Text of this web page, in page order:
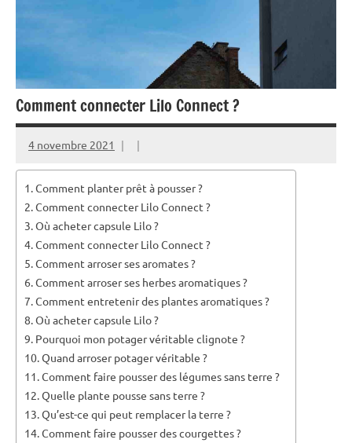
Comment connecter Lilo Connect ?
4 novembre 2021
Comment planter prêt à pousser ?
Comment connecter Lilo Connect ?
Où acheter capsule Lilo ?
Comment connecter Lilo Connect ?
Comment arroser ses aromates ?
Comment arroser ses herbes aromatiques ?
Comment entretenir des plantes aromatiques ?
Où acheter capsule Lilo ?
Pourquoi mon potager véritable clignote ?
Quand arroser potager véritable ?
Comment faire pousser des légumes sans terre ?
Quelle plante pousse sans terre ?
Qu’est-ce qui peut remplacer la terre ?
Comment faire pousser des courgettes ?